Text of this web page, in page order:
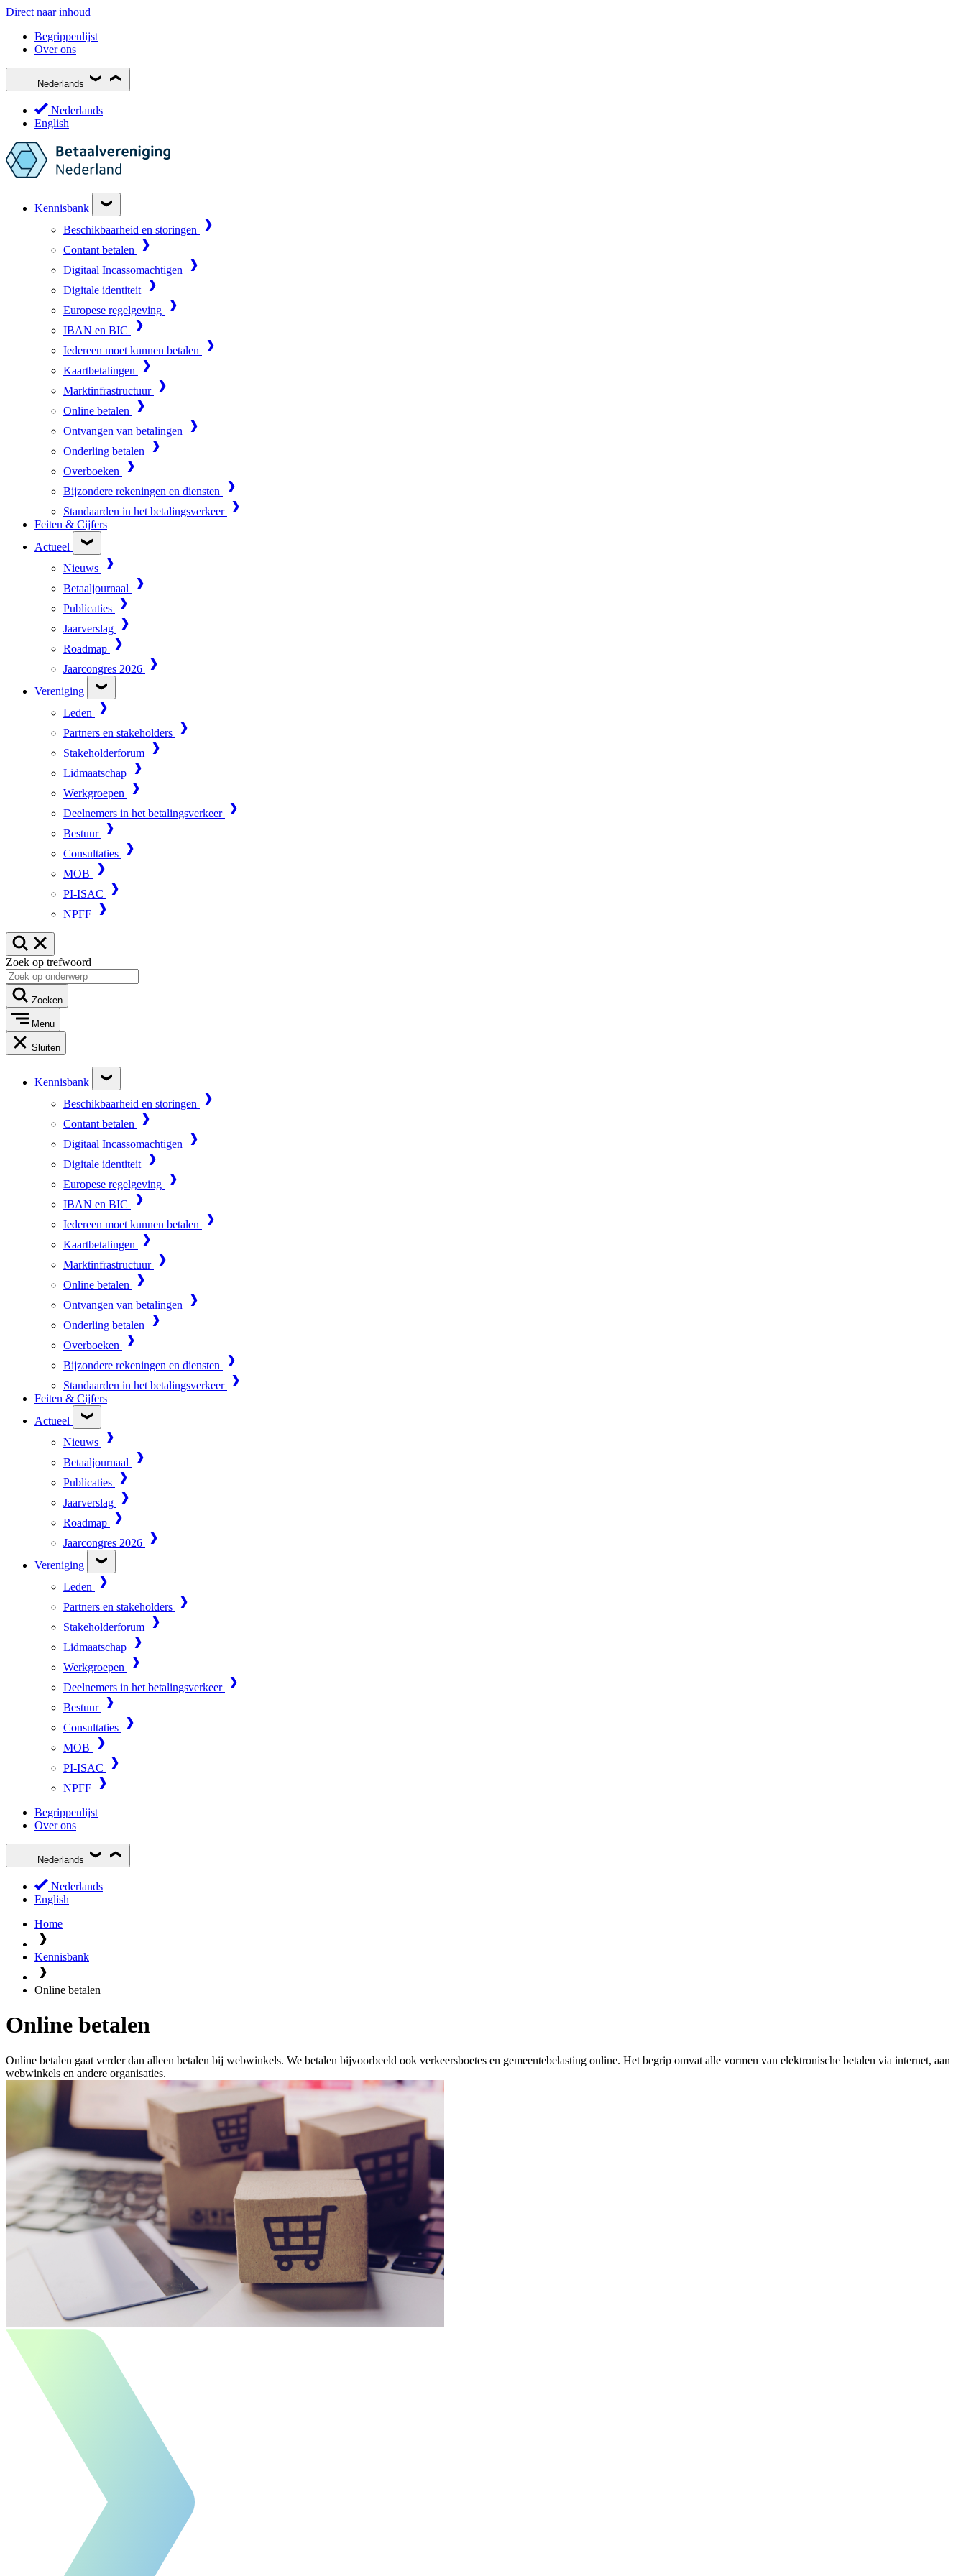
Direct naar inhoud
Begrippenlijst
Over ons
Nederlands
Nederlands
English
Kennisbank
Beschikbaarheid en storingen
Contant betalen
Digitaal Incassomachtigen
Digitale identiteit
Europese regelgeving
IBAN en BIC
Iedereen moet kunnen betalen
Kaartbetalingen
Marktinfrastructuur
Online betalen
Ontvangen van betalingen
Onderling betalen
Overboeken
Bijzondere rekeningen en diensten
Standaarden in het betalingsverkeer
Feiten & Cijfers
Actueel
Nieuws
Betaaljournaal
Publicaties
Jaarverslag
Roadmap
Jaarcongres 2026
Vereniging
Leden
Partners en stakeholders
Stakeholderforum
Lidmaatschap
Werkgroepen
Deelnemers in het betalingsverkeer
Bestuur
Consultaties
MOB
PI-ISAC
NPFF
Zoek op trefwoord
Zoeken
Menu
Sluiten
Kennisbank
Beschikbaarheid en storingen
Contant betalen
Digitaal Incassomachtigen
Digitale identiteit
Europese regelgeving
IBAN en BIC
Iedereen moet kunnen betalen
Kaartbetalingen
Marktinfrastructuur
Online betalen
Ontvangen van betalingen
Onderling betalen
Overboeken
Bijzondere rekeningen en diensten
Standaarden in het betalingsverkeer
Feiten & Cijfers
Actueel
Nieuws
Betaaljournaal
Publicaties
Jaarverslag
Roadmap
Jaarcongres 2026
Vereniging
Leden
Partners en stakeholders
Stakeholderforum
Lidmaatschap
Werkgroepen
Deelnemers in het betalingsverkeer
Bestuur
Consultaties
MOB
PI-ISAC
NPFF
Begrippenlijst
Over ons
Nederlands
Nederlands
English
Home
Kennisbank
Online betalen
Online betalen
Online betalen gaat verder dan alleen betalen bij webwinkels. We betalen bijvoorbeeld ook verkeersboetes en gemeentebelasting online. Het begrip omvat alle vormen van elektronische betalen via internet, aan
webwinkels en andere organisaties.